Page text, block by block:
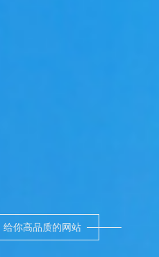
给你高品质的网站